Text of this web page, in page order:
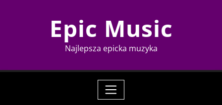
Epic Music
Najlepsza epicka muzyka